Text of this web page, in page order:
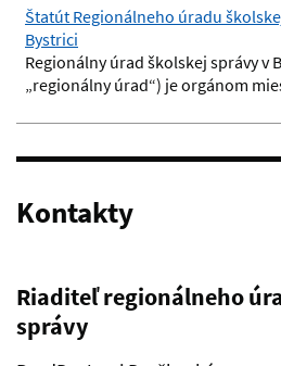
Štatút Regionálneho úradu
Bystrici
Regionálny úrad školskej správy v
„regionálny úrad“) je orgánom
Kontakty
Riaditeľ regionálneho
správy